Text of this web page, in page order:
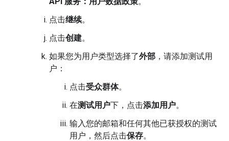
点击继续。
点击创建。
如果您为用户类型选择了外部 ，请添加测试用
户：
点击受众群体。
在测试用户下，点击添加用户。
输入您的邮箱和任何其他已获授权的测试
用户，然后点击保存。